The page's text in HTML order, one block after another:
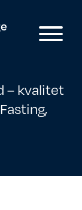
– kvalitet